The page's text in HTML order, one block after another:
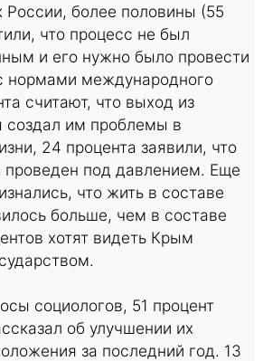
России, более половины (55
что процесс не был
и его нужно было провести
нормами международного
считают, что выход из
создал им проблемы в
24 процента заявили, что
под давлением. Еще
что жить в составе
больше, чем в составе
хотят видеть Крым
социологов, 51 процент
об улучшении их
за последний год. 13